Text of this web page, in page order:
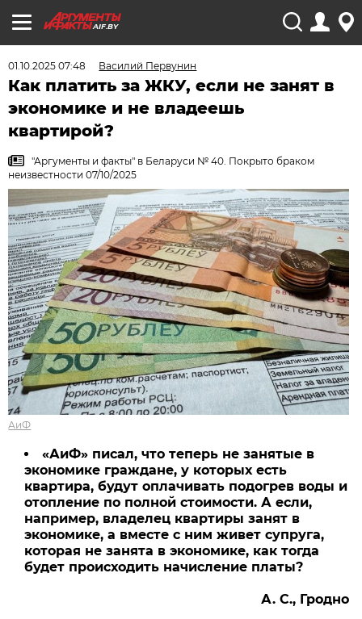
AIF.BY
01.10.2025 07:48 Василий Первунин
Как платить за ЖКУ, если не занят в
экономике и не владеешь
квартирой?
"Аргументы и факты" в Беларуси № 40. Покрыто браком
неизвестности 07/10/2025
АиФ
«АиФ» писал, что теперь не занятые в
экономике граждане, у которых есть
квартира, будут оплачивать подогрев воды и
отопление по полной стоимости. А если,
например, владелец квартиры занят в
экономике, а вместе с ним живет супруга,
которая не занята в экономике, как тогда
будет происходить начисление платы?
А. С., Гродно